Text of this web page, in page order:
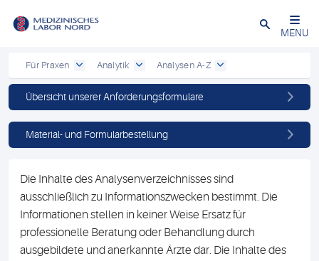
Schließen
MENU
Für Praxen Analytik Analysen A-Z
Übersicht unserer Anforderungsformulare
Material- und Formularbestellung
Die Inhalte des Analysenverzeichnisses sind
ausschließlich zu Informationszwecken bestimmt. Die
Informationen stellen in keiner Weise Ersatz für
professionelle Beratung oder Behandlung durch
ausgebildete und anerkannte Ärzte dar. Die Inhalte des